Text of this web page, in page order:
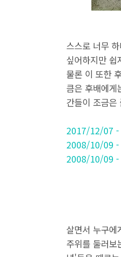
스스로 너무
싶어하지만 쉽
물론 이 또한
큼은 후배에게
간들이 조금은
2017/12/07 -
2008/10/09 -
2008/10/09 -
살면서 누구에
주위를 둘러보